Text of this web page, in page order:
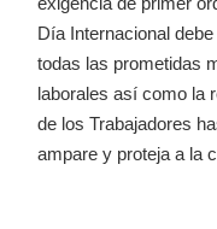
Día Internacional
todas las prometidas
laborales así como la
de los Trabajadores
ampare y proteja a la